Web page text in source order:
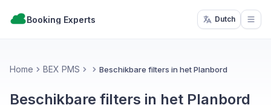
Booking Experts Dutch
Home BEX PMS Beschikbare filters in het Planbord
Beschikbare filters in het Planbord